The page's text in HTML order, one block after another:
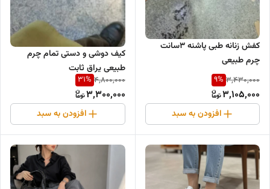
کفش زنانه طبی پاشنه ۳سانت
چرم طبیعی
3,430,000
9%
3,105,000
افزودن به سبد
کیف دوشی و دستی تمام چرم
طبیعی یراق ثابت
4,800,000
31%
3,300,000
افزودن به سبد